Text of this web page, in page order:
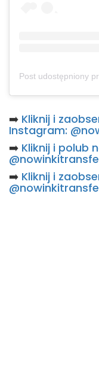
➡️ Kliknij i
Instagram:
➡️ Kliknij i polub
➡️ Kliknij i